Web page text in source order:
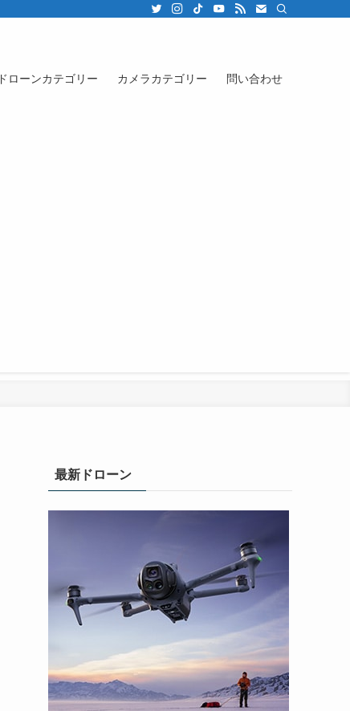
ドローンカテゴリー カメラカテゴリー 問い合わせ
最新ドローン